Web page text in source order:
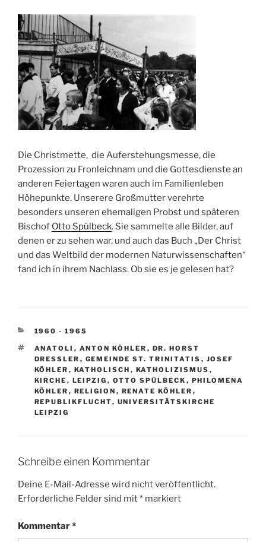
Die Christmette, die Auferstehungsmesse, die
Prozession zu Fronleichnam und die Gottesdienste an
anderen Feiertagen waren auch im Familienleben
Höhepunkte. Unserere Großmutter verehrte
besonders unseren ehemaligen Probst und späteren
Bischof Otto Spülbeck. Sie sammelte alle Bilder, auf
denen er zu sehen war, und auch das Buch „Der Christ
und das Weltbild der modernen Naturwissenschaften“
fand ich in ihrem Nachlass. Ob sie es je gelesen hat?
KATEGORIEN
1960 - 1965
SCHLAGWÖRTER
ANATOLI , ANTON KÖHLER , DR. HORST
DRESSLER , GEMEINDE ST. TRINITATIS , JOSEF
KÖHLER , KATHOLISCH , KATHOLIZISMUS ,
KIRCHE , LEIPZIG , OTTO SPÜLBECK , PHILOMENA
KÖHLER , RELIGION , RENATE KÖHLER ,
REPUBLIKFLUCHT, UNIVERSITÄTSKIRCHE
LEIPZIG
Schreibe einen Kommentar
Deine E-Mail-Adresse wird nicht veröffentlicht.
Erforderliche Felder sind mit* markiert
Kommentar*